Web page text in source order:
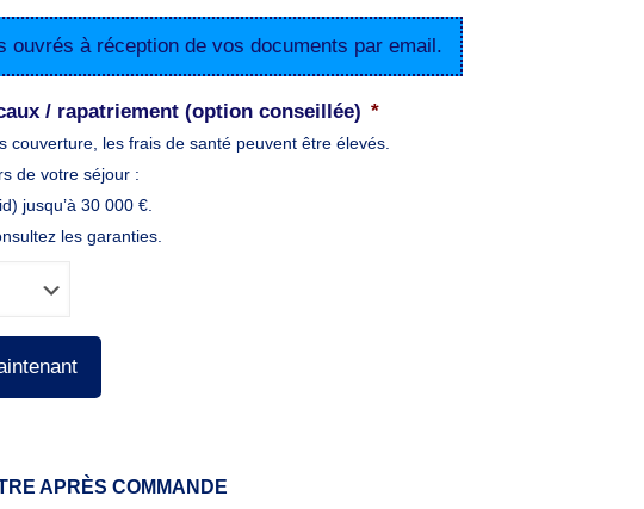
ouvrés à réception de vos documents par email.
/ rapatriement (option conseillée) *
couverture, les frais de santé peuvent être élevés.
de votre séjour :
jusqu’à 30 000 €.
les garanties.
APRÈS COMMANDE